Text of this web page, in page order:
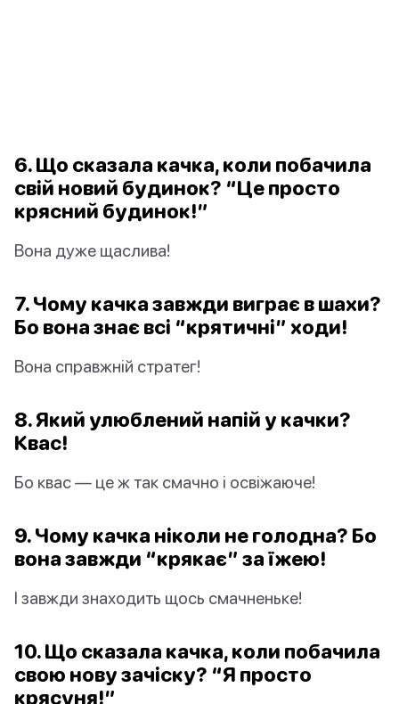
6. Що сказала качка, коли побачила
свій новий будинок? “Це просто
крясний будинок!”
Вона дуже щаслива!
7. Чому качка завжди виграє в шахи?
Бо вона знає всі “крятичні” ходи!
Вона справжній стратег!
8. Який улюблений напій у качки?
Квас!
Бо квас — це ж так смачно і освіжаюче!
9. Чому качка ніколи не голодна? Бо
вона завжди “крякає” за їжею!
І завжди знаходить щось смачненьке!
10. Що сказала качка, коли побачила
свою нову зачіску? “Я просто
крясуня!”